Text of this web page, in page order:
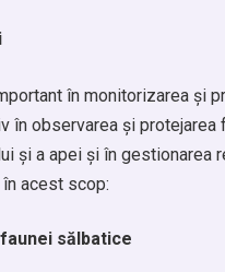
în monitorizarea și
observarea și protejarea
și a apei și în gestionarea
acest scop:
sălbatice